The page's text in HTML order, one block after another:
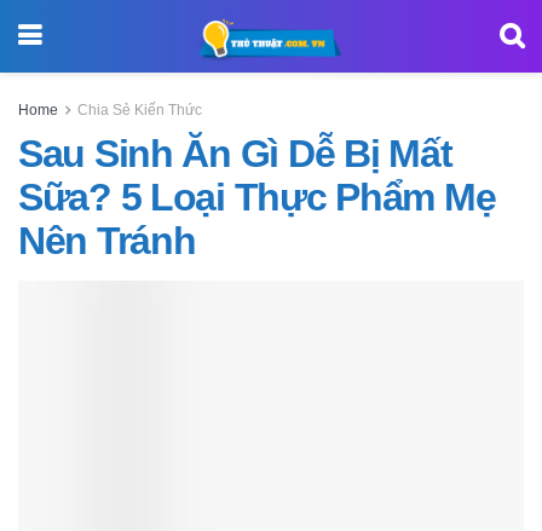
Home Chia Sẻ Kiến Thức
Sau Sinh Ăn Gì Dễ Bị Mất
Sữa? 5 Loại Thực Phẩm Mẹ
Nên Tránh